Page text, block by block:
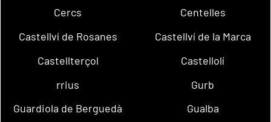
Cercs
Centelles
Castellví de Rosanes
Castellví de la Marca
Castellterçol
Castellolí
rrius
Gurb
Guardiola de Berguedà
Gualba